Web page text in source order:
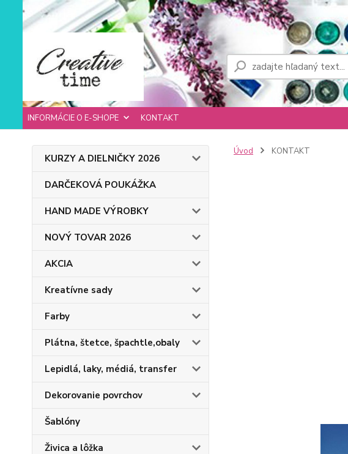
INFORMÁCIE O E-SHOPE KONTAKT
KURZY A DIELNIČKY 2026
DARČEKOVÁ POUKÁŽKA
HAND MADE VÝROBKY
NOVÝ TOVAR 2026
AKCIA
Kreatívne sady
Farby
Plátna, štetce, špachtle,obaly
Lepidlá, laky, médiá, transfer
Dekorovanie povrchov
Šablóny
Živica a lôžka
Úvod KONTAKT